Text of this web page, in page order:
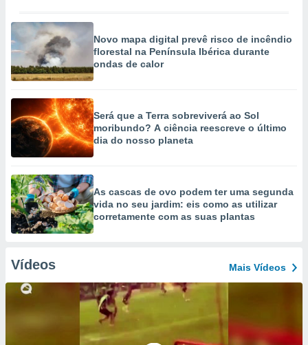
Novo mapa digital prevê risco de incêndio
florestal na Península Ibérica durante
ondas de calor
Será que a Terra sobreviverá ao Sol
moribundo? A ciência reescreve o último
dia do nosso planeta
As cascas de ovo podem ter uma segunda
vida no seu jardim: eis como as utilizar
corretamente com as suas plantas
Vídeos Mais Vídeos